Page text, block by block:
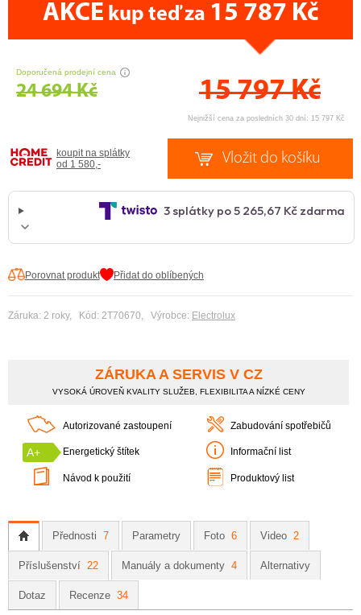
AKCE kup teď za 15 787 Kč
Doporučená prodejní cena
24 694 Kč 15 797Kč
Nejnižší cena za posledních 30 dní: 15 797 Kč
koupit na splátky
od 1 580,-
Porovnat produkt Přidat do oblíbených
Záruka: 2 roky, Kód: 2T70670, Výrobce: Electrolux
ZÁRUKA A SERVIS V CZ
VYSOKÁ ÚROVEŇ KVALITY SLUŽEB, FLEXIBILITA A NÍZKÉ CENY
Autorizované zastoupení Zabudování spotřebičů
A+ Energetický štítek Informační list
Návod k použití Produktový list
Přednosti 7 Parametry Foto 6 Video 2
Příslušenství 22 Manuály a dokumenty 4 Alternativy
Dotaz Recenze 34